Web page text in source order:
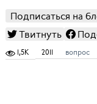
Подписаться на
Твитнуть
1,5K 2011 вопрос